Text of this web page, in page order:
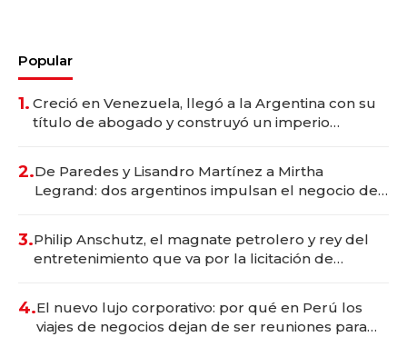
Popular
1. Creció en Venezuela, llegó a la Argentina con su
título de abogado y construyó un imperio
2.De Paredes y Lisandro Martínez a Mirtha
Legrand: dos argentinos impulsan el negocio del
3.Philip Anschutz, el magnate petrolero y rey del
entretenimiento que va por la licitación de
4.El nuevo lujo corporativo: por qué en Perú los
viajes de negocios dejan de ser reuniones para